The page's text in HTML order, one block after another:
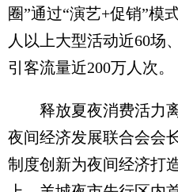
圈”通过“演艺+促销”模
人以上大型活动近60场
引客流量近200万人次。
释放夏夜消费活力离
夜间经济发展联合会会
制度创新为夜间经济打